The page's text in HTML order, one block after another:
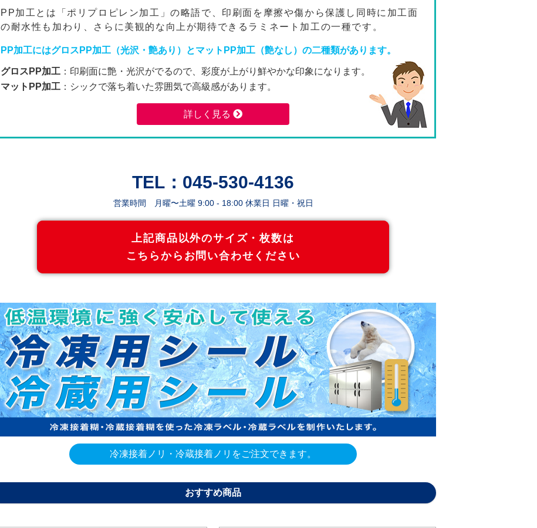
59,690
2200枚 83,020 76,200 69,410 62,150
86,310 64,610
2600枚 89,620 82,250 67,100
85,280 69,530
3000枚 104,920 96,350 87,800 78,540
112,110 102,960
3600枚 115,480 106,350 96,940 86,670
119,310 109,880
4000枚 99,590
4400枚 141,240 129,740 118,290 105,640
4600枚 145,500 133,640 121,830 108,820
4800枚 149,840 137,660 125,490 112,110
5000枚 152,580 140,210 127,860 114,100
PP加工とは「ポリプロピレン加工」の略語で、印刷面を摩擦や傷から保護し同時に加工面
の耐水性も加わり、さらに美観的な向上が期待できるラミネート加工の一種です。
PP加工にはグロスPP加工（光沢・艶あり）とマットPP加工（艶なし）の二種類があります。
グロスPP加工 ：印刷面に艶・光沢がでるので、彩度が上がり鮮やかな印象になります。
マットPP加工 ：シックで落ち着いた雰囲気で高級感があります。
詳しく見る
TEL：045-530-4136
営業時間 月曜〜土曜 9:00 - 18:00 休業日 日曜・祝日
上記商品以外のサイズ・枚数は
こちらからお問い合わせください
冷凍接着ノリ・冷蔵接着ノリをご注文できます。
おすすめ商品